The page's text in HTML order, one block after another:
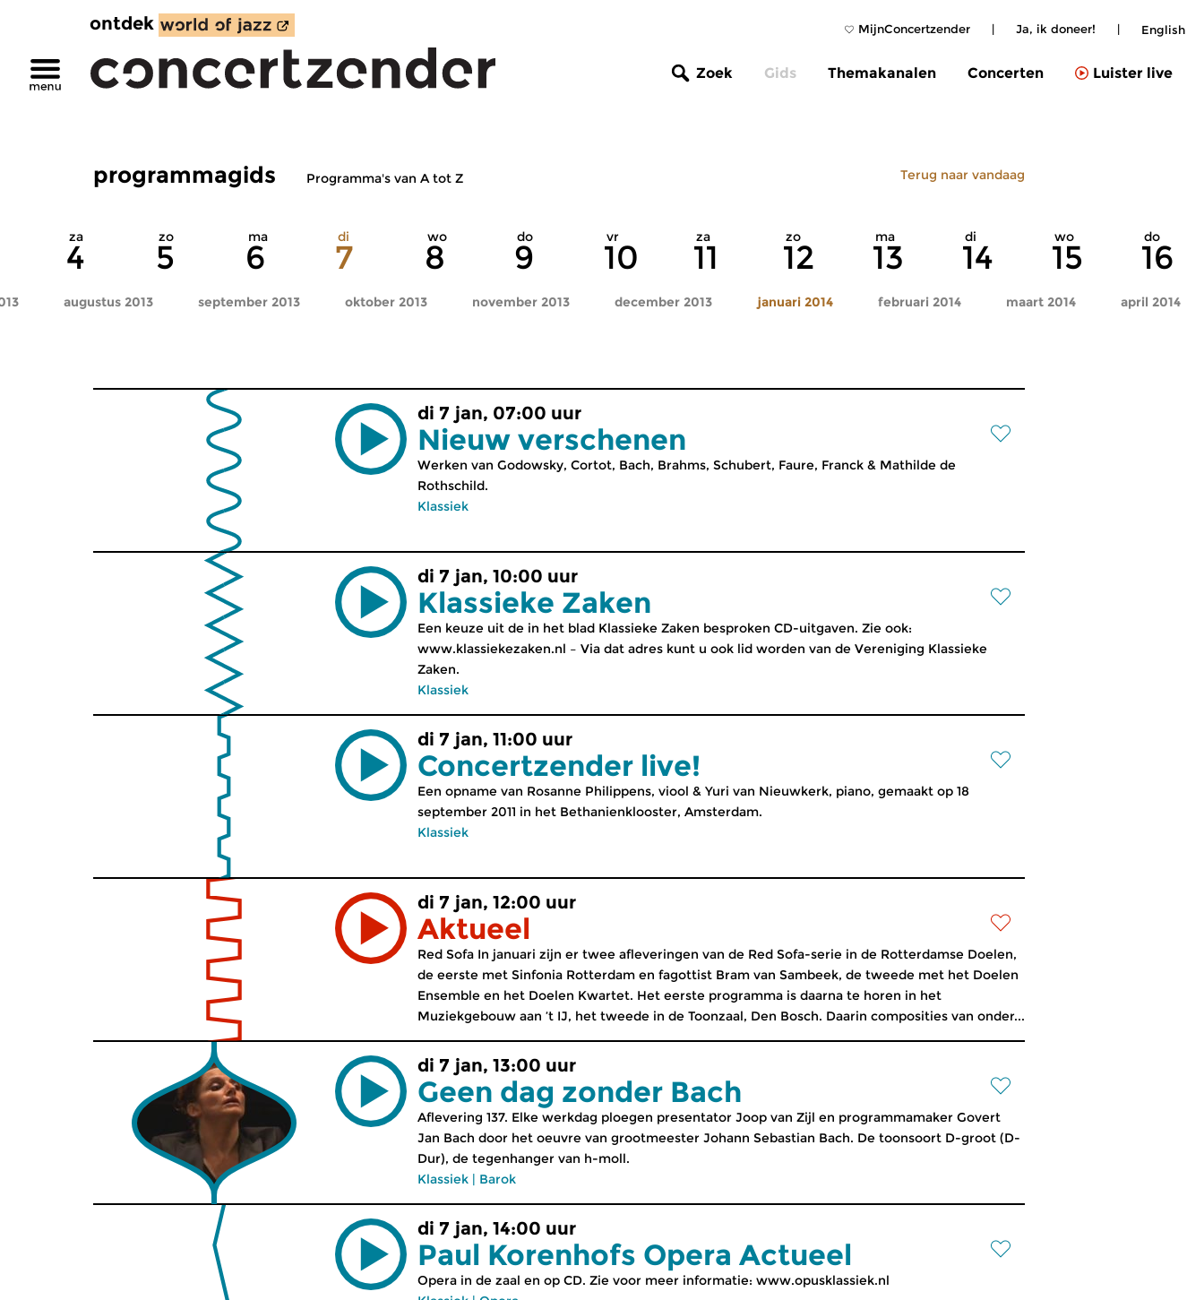
MijnConcertzender | Ja, ik doneer! | English
ontdek
Zoek Gids Themakanalen Concerten Luister live
programmagids Programma's van A tot Z Terug naar vandaag
za
4
zo
5
ma
6
di
7
wo
8
do
9
vr
10
za
11
zo
12
ma
13
di
14
wo
15
do
16
augustus 2013 september 2013 oktober 2013 november 2013 december 2013 januari 2014 februari 2014 maart 2014 april 2014
di 7 jan, 07:00 uur
Nieuw verschenen
Werken van Godowsky, Cortot, Bach, Brahms, Schubert, Faure, Franck & Mathilde de
Rothschild.
Klassiek
di 7 jan, 10:00 uur
Klassieke Zaken
Een keuze uit de in het blad Klassieke Zaken besproken CD-uitgaven. Zie ook:
www.klassiekezaken.nl – Via dat adres kunt u ook lid worden van de Vereniging Klassieke
Zaken.
Klassiek
di 7 jan, 11:00 uur
Concertzender live!
Een opname van Rosanne Philippens, viool & Yuri van Nieuwkerk, piano, gemaakt op 18
september 2011 in het Bethanienklooster, Amsterdam.
Klassiek
di 7 jan, 12:00 uur
Aktueel
Red Sofa In januari zijn er twee afleveringen van de Red Sofa-serie in de Rotterdamse Doelen,
de eerste met Sinfonia Rotterdam en fagottist Bram van Sambeek, de tweede met het Doelen
Ensemble en het Doelen Kwartet. Het eerste programma is daarna te horen in het
Muziekgebouw aan ’t IJ, het tweede in de Toonzaal, Den Bosch. Daarin composities van onder...
di 7 jan, 13:00 uur
Geen dag zonder Bach
Aflevering 137. Elke werkdag ploegen presentator Joop van Zijl en programmamaker Govert
Jan Bach door het oeuvre van grootmeester Johann Sebastian Bach. De toonsoort D-groot (D-
Dur), de tegenhanger van h-moll.
Klassiek | Barok
di 7 jan, 14:00 uur
Paul Korenhofs Opera Actueel
Opera in de zaal en op CD. Zie voor meer informatie: www.opusklassiek.nl